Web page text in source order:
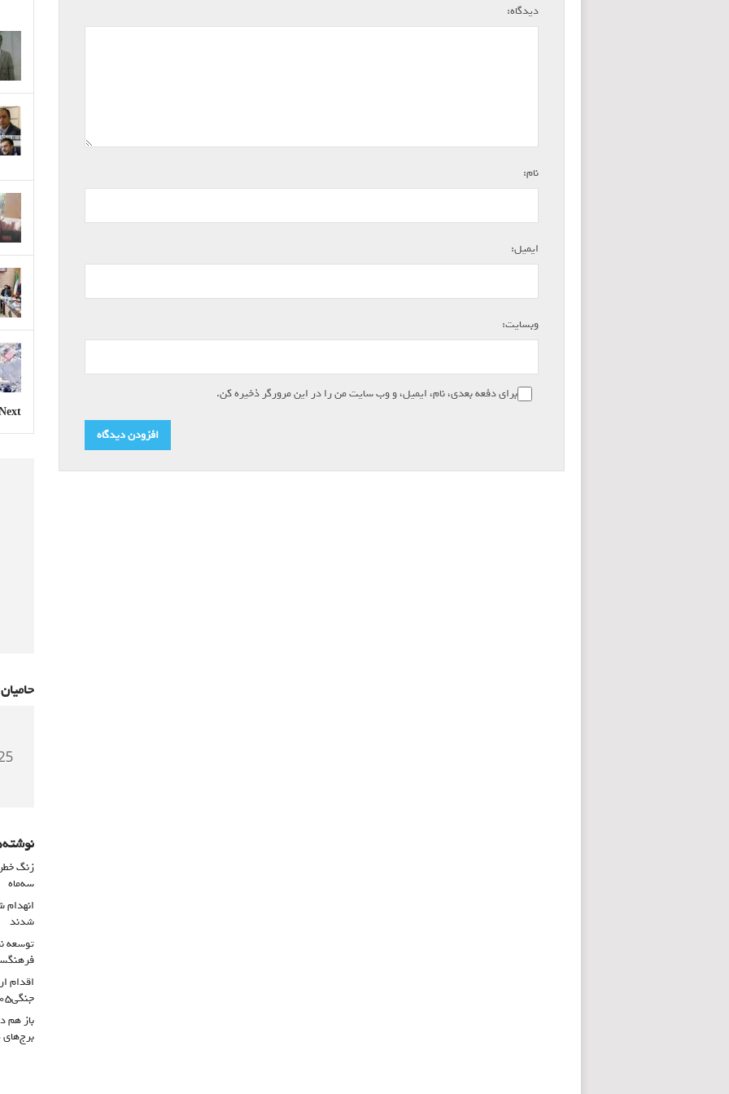
دیدگاه:
نام:
ایمیل:
وبسایت:
برای دفعه بعدی، نام، ایمیل، و وب سایت من را در این مرورگر ذخیره کن.
»
سه‌ماه
شدند
توسعه
اقدام
جنگی۴۰۵
باز هم
برج‌های